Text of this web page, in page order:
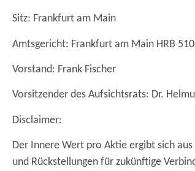
Sitz: Frankfurt am Main
Amtsgericht: Frankfurt am Main HRB
Vorstand: Frank Fischer
Vorsitzender des Aufsichtsrats: Dr.
Disclaimer:
Der Innere Wert pro Aktie ergibt sich
und Rückstellungen für zukünftige